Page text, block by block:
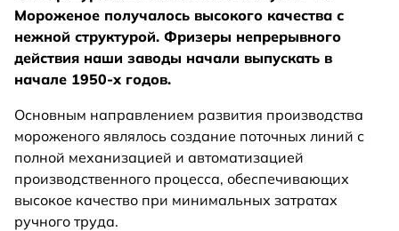
Мороженое получалось высокого качества с
нежной структурой. Фризеры непрерывного
действия наши заводы начали выпускать в
начале 1950-х годов.
Основным направлением развития производства
мороженого являлось создание поточных линий с
полной механизацией и автоматизацией
производственного процесса, обеспечивающих
высокое качество при минимальных затратах
ручного труда.